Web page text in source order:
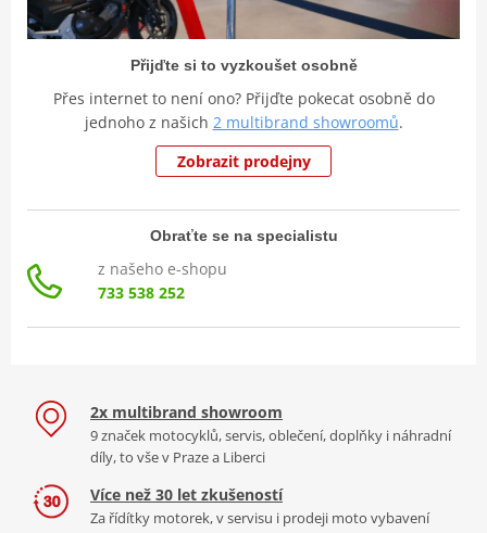
Přijďte si to vyzkoušet osobně
Přes internet to není ono? Přijďte pokecat osobně do
jednoho z našich 2 multibrand showroomů.
Zobrazit prodejny
Obraťte se na specialistu
z našeho e-shopu
733 538 252
2x multibrand showroom
9 značek motocyklů, servis, oblečení, doplňky i náhradní
díly, to vše v Praze a Liberci
Více než 30 let zkušeností
Za řídítky motorek, v servisu i prodeji moto vybavení